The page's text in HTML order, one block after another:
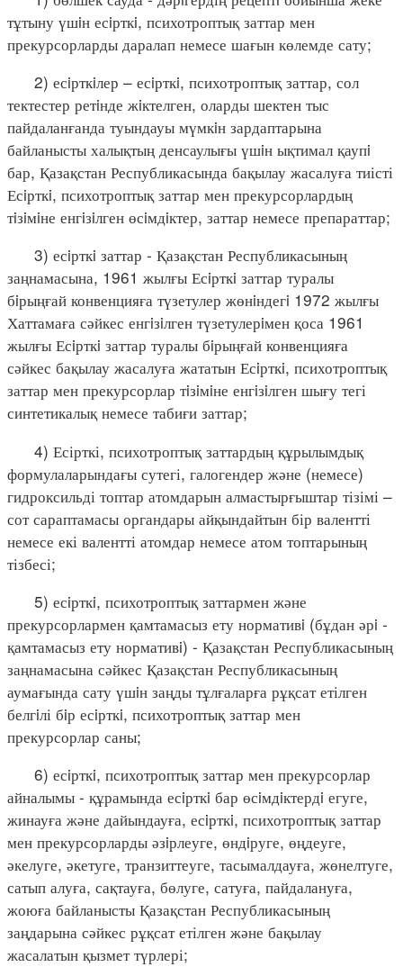
тұтыну үшiн есiрткi, психотроптық заттар мен
прекурсорларды даралап немесе шағын көлемде сату;
2) есiрткiлер – есiрткi, психотроптық заттар, сол
тектестер ретiнде жiктелген, оларды шектен тыс
пайдаланғанда туындауы мүмкiн зардаптарына
байланысты халықтың денсаулығы үшiн ықтимал қаупi
бар, Қазақстан Республикасында бақылау жасалуға тиісті
Есiрткi, психотроптық заттар мен прекурсорлардың
тiзiмiне енгiзiлген өсiмдiктер, заттар немесе препараттар;
3) есiрткi заттар - Қазақстан Республикасының
заңнамасына, 1961 жылғы Есiрткi заттар туралы
бiрыңғай конвенцияға түзетулер жөнiндегi 1972 жылғы
Хаттамаға сәйкес енгiзiлген түзетулерiмен қоса 1961
жылғы Есiрткi заттар туралы бiрыңғай конвенцияға
сәйкес бақылау жасалуға жататын Есiрткi, психотроптық
заттар мен прекурсорлар тiзiмiне енгiзiлген шығу тегі
синтетикалық немесе табиғи заттар;
4) Есірткі, психотроптық заттардың құрылымдық
формулаларындағы сутегі, галогендер және (немесе)
гидроксильді топтар атомдарын алмастырғыштар тізімі –
сот сараптамасы органдары айқындайтын бір валентті
немесе екі валентті атомдар немесе атом топтарының
тізбесі;
5) есiрткi, психотроптық заттармен және
прекурсорлармен қамтамасыз ету нормативi (бұдан әрi -
қамтамасыз ету нормативi) - Қазақстан Республикасының
заңнамасына сәйкес Қазақстан Республикасының
аумағында сату үшiн заңды тұлғаларға рұқсат етілген
белгiлі бiр есiрткi, психотроптық заттар мен
прекурсорлар саны;
6) есiрткi, психотроптық заттар мен прекурсорлар
айналымы - құрамында есiрткi бар өсiмдiктердi егуге,
жинауға және дайындауға, есiрткi, психотроптық заттар
мен прекурсорларды әзiрлеуге, өндiруге, өңдеуге,
әкелуге, әкетуге, транзиттеуге, тасымалдауға, жөнелтуге,
сатып алуға, сақтауға, бөлуге, сатуға, пайдалануға,
жоюға байланысты Қазақстан Республикасының
заңдарына сәйкес рұқсат етілген және бақылау
жасалатын қызмет түрлері;